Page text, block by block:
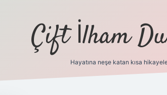
Çift İlham
Hayatına neşe katan kısa